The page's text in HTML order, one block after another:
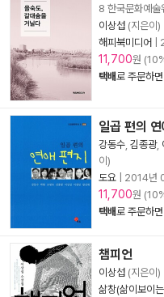
8 한국문화예술
이상섭 (지은이)
해피북미디어
11,700원
택배로 주문하면
일곱 편의 연
강동수 김종광,
이)
도요
2014년
11,700원
택배로 주문하면
챔피언
이상섭 (지은이)
삶창(삶이보이